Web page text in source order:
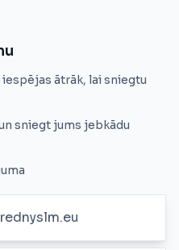
ātrāk, lai sniegtu
sniegt jums jebkādu